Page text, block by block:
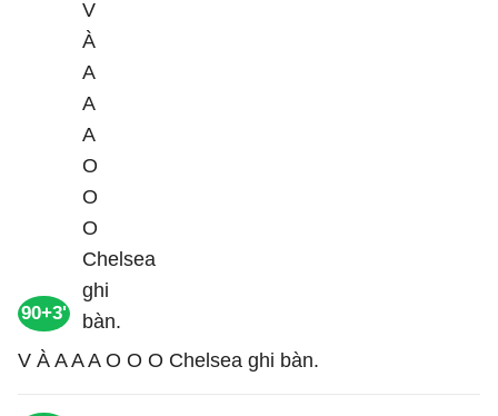
90+3'
V À A A A O O O Chelsea ghi bàn.